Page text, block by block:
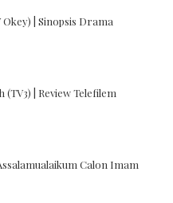
| Sinopsis Drama
(TV3) | Review Telefilem
Calon Imam